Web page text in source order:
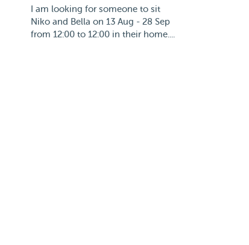
I am looking for someone to sit
Niko and Bella on 13 Aug - 28 Sep
from 12:00 to 12:00 in their home....